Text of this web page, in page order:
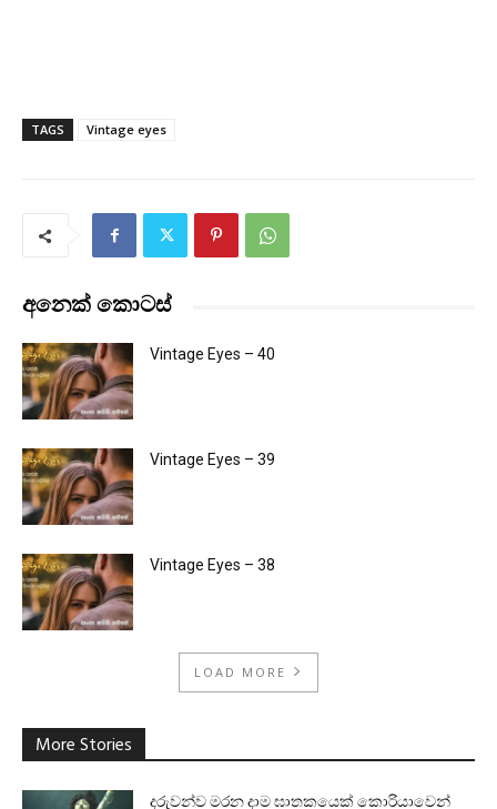
TAGS Vintage eyes
අනෙක් කොටස්
Vintage Eyes – 40
Vintage Eyes – 39
Vintage Eyes – 38
LOAD MORE
More Stories
දරුවන්ව මරන දාම ඝාතකයෙක් කොරියාවෙන්